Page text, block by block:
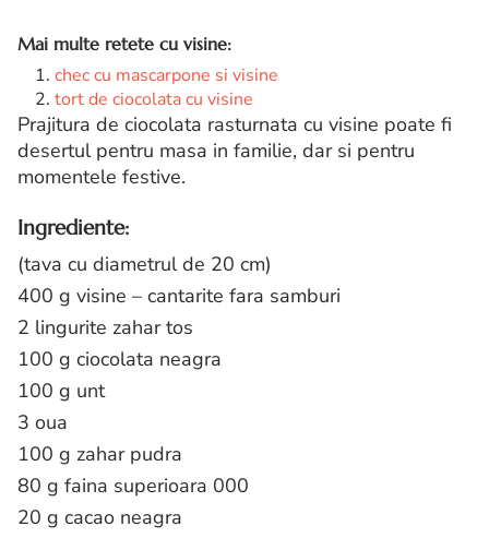
Mai multe retete cu visine:
chec cu mascarpone si visine
tort de ciocolata cu visine
Prajitura de ciocolata rasturnata cu visine poate fi
desertul pentru masa in familie, dar si pentru
momentele festive.
Ingrediente:
(tava cu diametrul de 20 cm)
400 g visine – cantarite fara samburi
2 lingurite zahar tos
100 g ciocolata neagra
100 g unt
3 oua
100 g zahar pudra
80 g faina superioara 000
20 g cacao neagra